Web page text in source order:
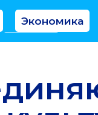
Экономика
Мнение